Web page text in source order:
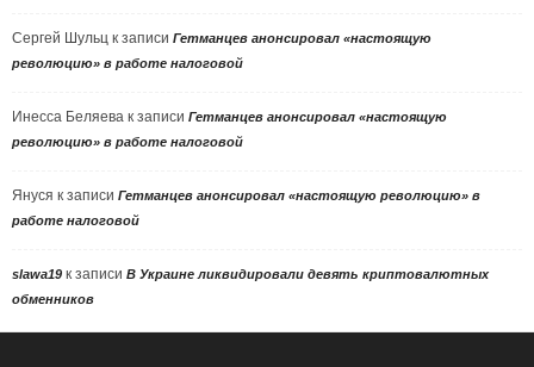
Сергей Шульц к записи Гетманцев анонсировал «настоящую
революцию» в работе налоговой
Инесса Беляева к записи Гетманцев анонсировал «настоящую
революцию» в работе налоговой
Януся к записи Гетманцев анонсировал «настоящую революцию» в
работе налоговой
slawa19 к записи В Украине ликвидировали девять криптовалютных
обменников